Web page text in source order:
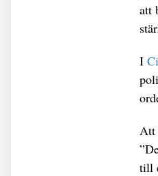
att
I
Att
till